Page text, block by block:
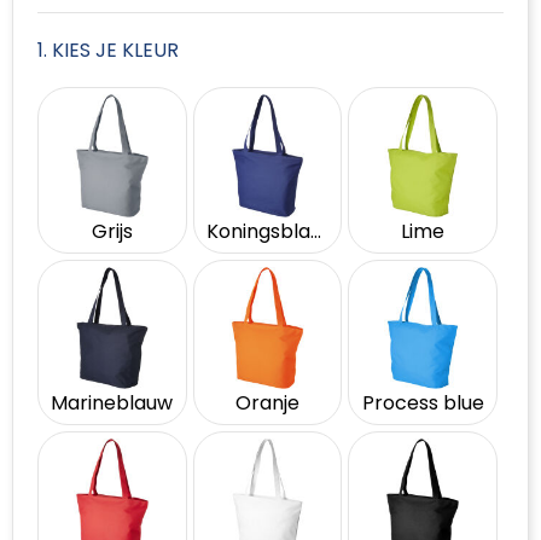
1. KIES JE KLEUR
Grijs Koningsblauw Lime
Marineblauw Oranje Process blue